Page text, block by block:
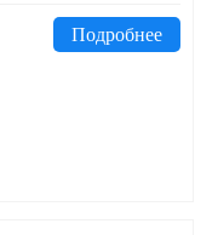
Подробнее